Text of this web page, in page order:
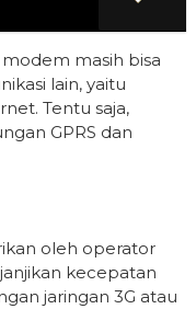
masih bisa
lain, yaitu
Tentu saja,
GPRS dan
oleh operator
kecepatan
jaringan 3G atau